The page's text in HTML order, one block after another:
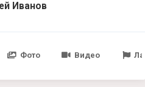
Иванов
Фото Видео